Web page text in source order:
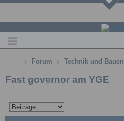
Forum Technik und Bauen
Fast governor am YGE